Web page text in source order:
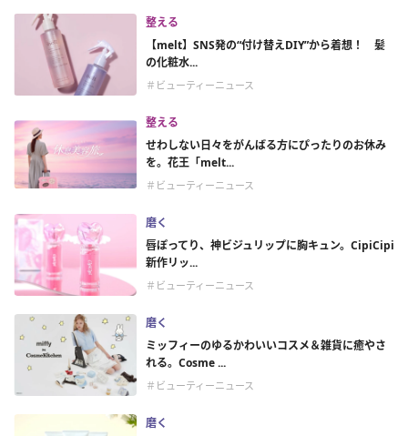
整える
【melt】SNS発の“付け替えDIY”から着想！ 髪
の化粧水...
＃ビューティーニュース
整える
せわしない日々をがんばる方にぴったりのお休み
を。花王「melt...
＃ビューティーニュース
磨く
唇ぽってり、神ビジュリップに胸キュン。CipiCipi
新作リッ...
＃ビューティーニュース
磨く
ミッフィーのゆるかわいいコスメ＆雑貨に癒やさ
れる。Cosme ...
＃ビューティーニュース
磨く